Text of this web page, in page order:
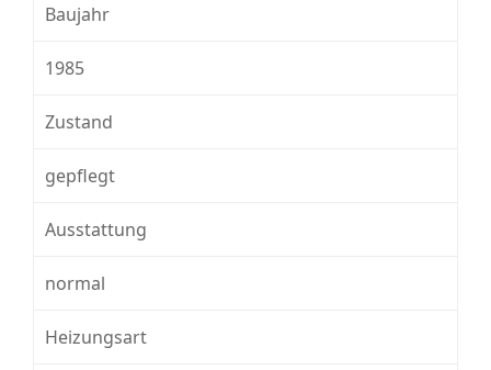
Baujahr
1985
Zustand
gepflegt
Ausstattung
normal
Heizungsart